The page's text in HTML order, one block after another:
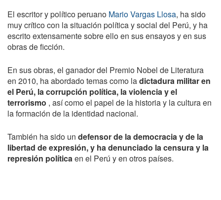
El escritor y político peruano Mario Vargas Llosa, ha sido
muy crítico con la situación política y social del Perú, y ha
escrito extensamente sobre ello en sus ensayos y en sus
obras de ficción.
En sus obras, el ganador del Premio Nobel de Literatura
en 2010, ha abordado temas como ladictadura militar en
el Perú, la corrupción política, la violencia y el
terrorismo , así como el papel de la historia y la cultura en
la formación de la identidad nacional.
También ha sido un defensor de la democracia y de la
libertad de expresión, y ha denunciado la censura y la
represión políticaen el Perú y en otros países.